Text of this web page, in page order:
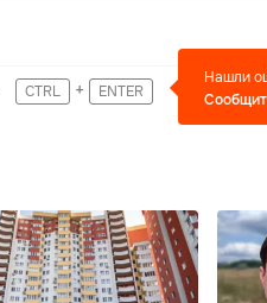
CTRL + ENTER
Нашли